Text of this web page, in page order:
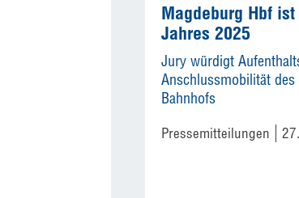
Magdeburg Hbf
Jahres 2025
Jury würdigt
Anschlussmobilität des
Bahnhofs
Pressemitteilungen